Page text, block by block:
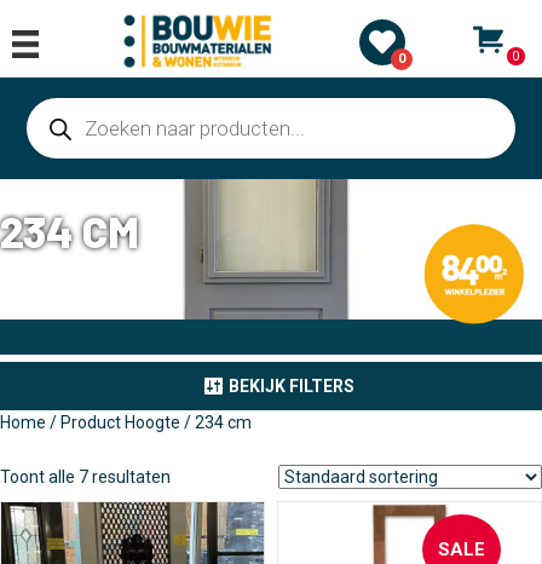
0 0
Producten
zoeken
234 CM
BEKIJK FILTERS
Home / Product Hoogte / 234 cm
Toont alle 7 resultaten
SALE